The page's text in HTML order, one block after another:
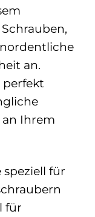
an.
perfekt
Ihrem
für
für